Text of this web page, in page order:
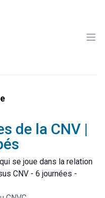
de la CNV |
se joue dans la relation
CNV - 6 journées -